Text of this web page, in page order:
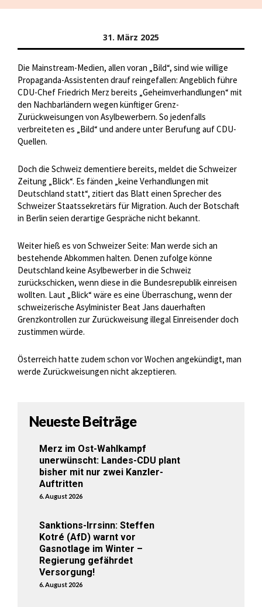
31. März 2025
Die Mainstream-Medien, allen voran „Bild“, sind wie willige
Propaganda-Assistenten drauf reingefallen: Angeblich führe
CDU-Chef Friedrich Merz bereits „Geheimverhandlungen“ mit
den Nachbarländern wegen künftiger Grenz-
Zurückweisungen von Asylbewerbern. So jedenfalls
verbreiteten es „Bild“ und andere unter Berufung auf CDU-
Quellen.
Doch die Schweiz dementiere bereits, meldet die Schweizer
Zeitung „Blick“. Es fänden „keine Verhandlungen mit
Deutschland statt“, zitiert das Blatt einen Sprecher des
Schweizer Staatssekretärs für Migration. Auch der Botschaft
in Berlin seien derartige Gespräche nicht bekannt.
Weiter hieß es von Schweizer Seite: Man werde sich an
bestehende Abkommen halten. Denen zufolge könne
Deutschland keine Asylbewerber in die Schweiz
zurückschicken, wenn diese in die Bundesrepublik einreisen
wollten. Laut „Blick“ wäre es eine Überraschung, wenn der
schweizerische Asylminister Beat Jans dauerhaften
Grenzkontrollen zur Zurückweisung illegal Einreisender doch
zustimmen würde.
Österreich hatte zudem schon vor Wochen angekündigt, man
werde Zurückweisungen nicht akzeptieren.
Neueste Beiträge
Merz im Ost-Wahlkampf
unerwünscht: Landes-CDU plant
bisher mit nur zwei Kanzler-
Auftritten
6. August 2026
Sanktions-Irrsinn: Steffen
Kotré (AfD) warnt vor
Gasnotlage im Winter –
Regierung gefährdet
Versorgung!
6. August 2026